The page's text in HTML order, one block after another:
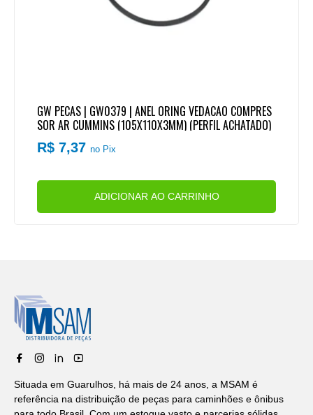
GW PECAS | GW0379 | ANEL ORING VEDACAO COMPRES
SOR AR CUMMINS (105X110X3MM) (PERFIL ACHATADO)
R$ 7,37no Pix
ADICIONAR AO CARRINHO
Situada em Guarulhos, há mais de 24 anos, a MSAM é
referência na distribuição de peças para caminhões e ônibus